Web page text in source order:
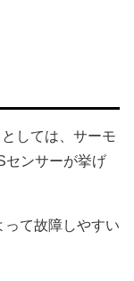
しては、サーモ
センサーが挙げ
って故障しやすい